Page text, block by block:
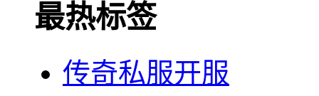
最热标签
传奇私服开服